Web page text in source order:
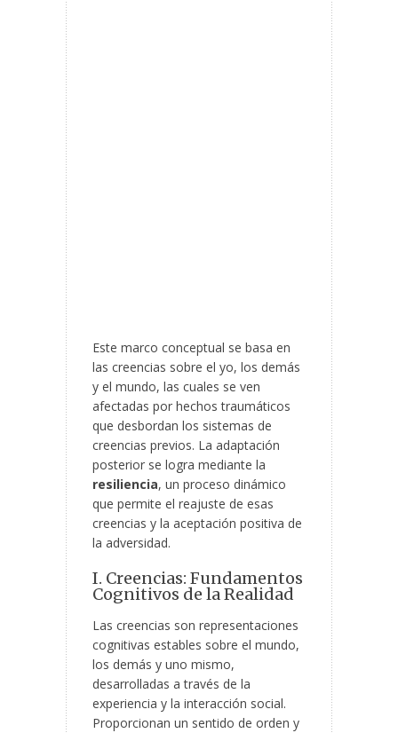
Este marco conceptual se basa en
las creencias sobre el yo, los demás
y el mundo, las cuales se ven
afectadas por hechos traumáticos
que desbordan los sistemas de
creencias previos. La adaptación
posterior se logra mediante la
resiliencia, un proceso dinámico
que permite el reajuste de esas
creencias y la aceptación positiva de
la adversidad.
I. Creencias: Fundamentos
Cognitivos de la Realidad
Las creencias son representaciones
cognitivas estables sobre el mundo,
los demás y uno mismo,
desarrolladas a través de la
experiencia y la interacción social.
Proporcionan un sentido de orden y